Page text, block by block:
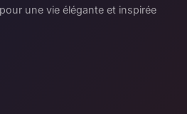
une vie élégante et inspirée